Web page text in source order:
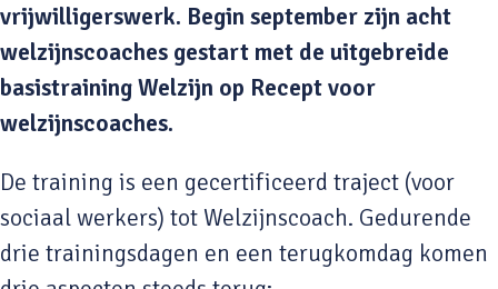
vrijwilligerswerk. Begin september zijn acht
welzijnscoaches gestart met de uitgebreide
basistraining Welzijn op Recept voor
welzijnscoaches.
De training is een gecertificeerd traject (voor
sociaal werkers) tot Welzijnscoach. Gedurende
drie trainingsdagen en een terugkomdag komen